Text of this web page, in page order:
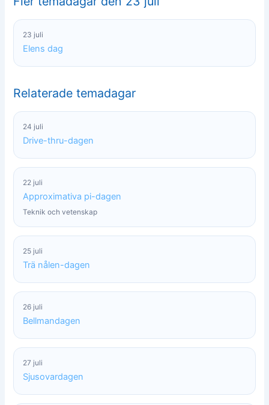
23 juli
Elens dag
Relaterade temadagar
24 juli
Drive-thru-dagen
22 juli
Approximativa pi-dagen
Teknik och vetenskap
25 juli
Trä nålen-dagen
26 juli
Bellmandagen
27 juli
Sjusovardagen